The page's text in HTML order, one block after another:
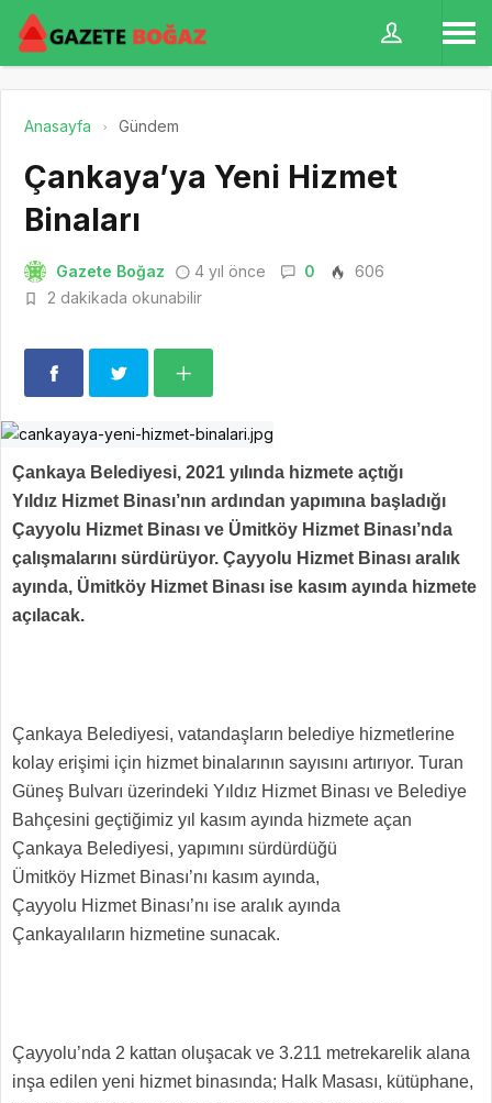
Anasayfa Gündem
Çankaya’ya Yeni Hizmet
Binaları
Gazete Boğaz 4 yıl önce 0
606
2 dakikada okunabilir
Çankaya Belediyesi, 2021 yılında hizmete açtığı
Yıldız Hizmet Binası’nın ardından yapımına başladığı
Çayyolu Hizmet Binası ve Ümitköy Hizmet Binası’nda
çalışmalarını sürdürüyor. Çayyolu Hizmet Binası aralık
ayında, Ümitköy Hizmet Binası ise kasım ayında hizmete
açılacak.
Çankaya Belediyesi, vatandaşların belediye hizmetlerine
kolay erişimi için hizmet binalarının sayısını artırıyor. Turan
Güneş Bulvarı üzerindeki Yıldız Hizmet Binası ve Belediye
Bahçesini geçtiğimiz yıl kasım ayında hizmete açan
Çankaya Belediyesi, yapımını sürdürdüğü
Ümitköy Hizmet Binası’nı kasım ayında,
Çayyolu Hizmet Binası’nı ise aralık ayında
Çankayalıların hizmetine sunacak.
Çayyolu’nda 2 kattan oluşacak ve 3.211 metrekarelik alana
inşa edilen yeni hizmet binasında; Halk Masası, kütüphane,